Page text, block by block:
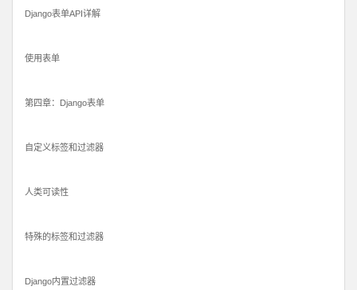
Django表单API详解
使用表单
第四章：Django表单
自定义标签和过滤器
人类可读性
特殊的标签和过滤器
Django内置过滤器